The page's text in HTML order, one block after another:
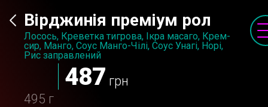
Вірджинія преміум рол
Лосось, Креветка тигрова, Ікра масаго, Крем-
сир, Манго, Соус Манго-Чілі, Соус Унагі, Норі,
Рис заправлений
487 грн
495 г